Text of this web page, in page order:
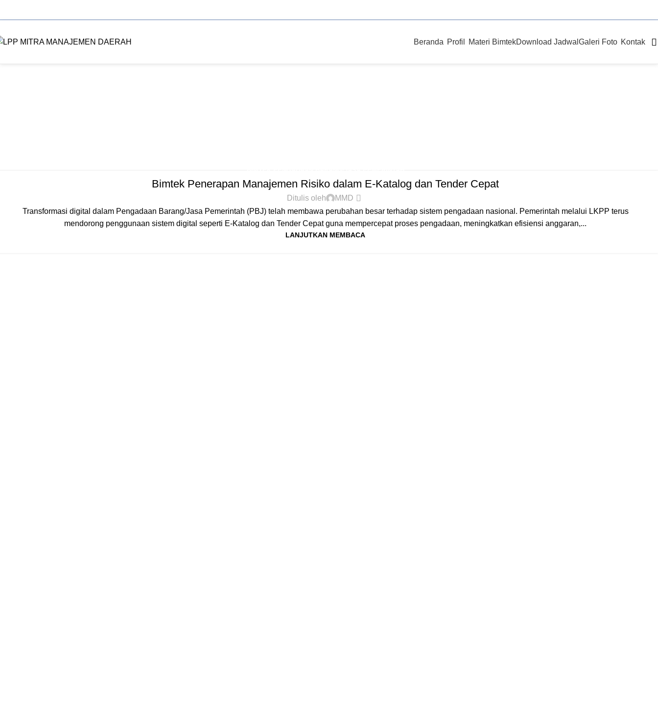
Beranda Profil Materi BimtekDownload Jadwal Galeri Foto Kontak
Bimtek Penerapan Manajemen Risiko dalam E-Katalog dan Tender Cepat
Ditulis oleh
MMD
Transformasi digital dalam Pengadaan Barang/Jasa Pemerintah (PBJ) telah membawa perubahan besar terhadap sistem pengadaan nasional. Pemerintah melalui LKPP terus
mendorong penggunaan sistem digital seperti E-Katalog dan Tender Cepat guna mempercepat proses pengadaan, meningkatkan efisiensi anggaran,...
LANJUTKAN MEMBACA